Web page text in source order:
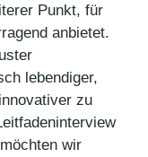
Punkt, für
anbietet.
lebendiger,
zu
wir